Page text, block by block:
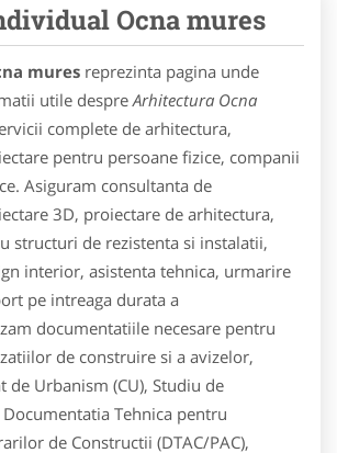
Ocna mures
mures reprezinta pagina unde
utile despre Arhitectura Ocna
complete de arhitectura,
pentru persoane fizice, companii
Asiguram consultanta de
3D, proiectare de arhitectura,
structuri de rezistenta si instalatii,
interior, asistenta tehnica, urmarire
pe intreaga durata a
documentatiile necesare pentru
de construire si a avizelor,
de Urbanism (CU), Studiu de
Documentatia Tehnica pentru
de Constructii (DTAC/PAC),